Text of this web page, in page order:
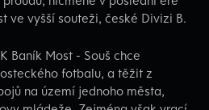
ve vyšší souteži, české Divizi B.
Baník Most - Souš chce
fotbalu, a těžit z
na území jednoho města,